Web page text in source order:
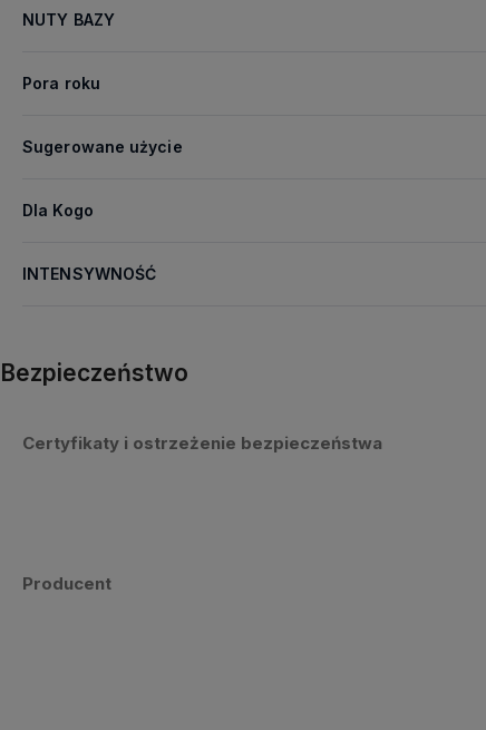
NUTY BAZY
Pora roku
Sugerowane użycie
Dla Kogo
INTENSYWNOŚĆ
Bezpieczeństwo
Certyfikaty i ostrzeżenie bezpieczeństwa
Producent